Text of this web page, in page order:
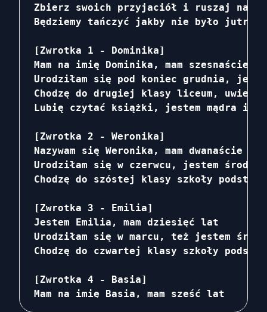
Zbierz swoich przyjaciół i ruszaj na
Będziemy tańczyć jakby nie było jutra,
[Zwrotka 1 - Dominika]
Mam na imię Dominika, mam szesnaście
Urodziłam się pod koniec grudnia,
Chodzę do drugiej klasy liceum,
Lubię czytać książki, jestem mądra i
[Zwrotka 2 - Weronika]
Nazywam się Weronika, mam dwanaście lat
Urodziłam się w czerwcu, jestem
Chodzę do szóstej klasy szkoły
[Zwrotka 3 - Emilia]
Jestem Emilia, mam dziesięć lat
Urodziłam się w marcu, też jestem
Chodzę do czwartej klasy szkoły
[Zwrotka 4 - Basia]
Mam na imię Basia, mam sześć lat
Urodziłam się we wrześniu, jestem